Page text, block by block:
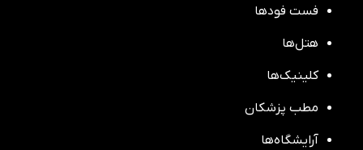
فست فودها
هتل‌ها
کلینیک‌ها
مطب پزشکان
آرایشگاه‌ها